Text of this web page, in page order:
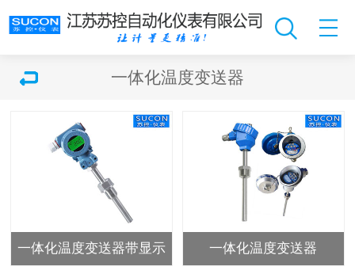
一体化温度变送器
一体化温度变送器带显示 一体化温度变送器